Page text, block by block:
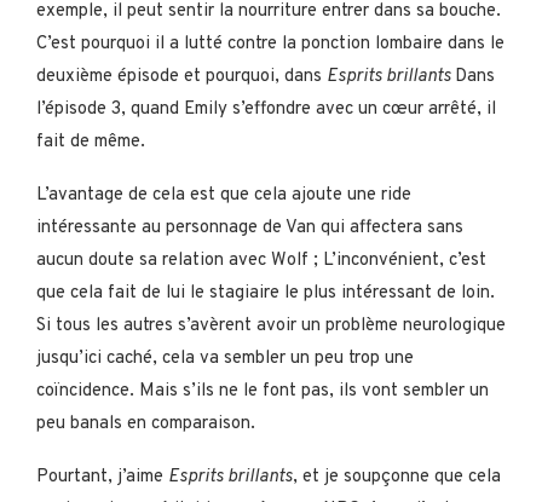
exemple, il peut sentir la nourriture entrer dans sa bouche.
C’est pourquoi il a lutté contre la ponction lombaire dans le
deuxième épisode et pourquoi, dans Esprits brillants Dans
l’épisode 3, quand Emily s’effondre avec un cœur arrêté, il
fait de même.
L’avantage de cela est que cela ajoute une ride
intéressante au personnage de Van qui affectera sans
aucun doute sa relation avec Wolf ; L’inconvénient, c’est
que cela fait de lui le stagiaire le plus intéressant de loin.
Si tous les autres s’avèrent avoir un problème neurologique
jusqu’ici caché, cela va sembler un peu trop une
coïncidence. Mais s’ils ne le font pas, ils vont sembler un
peu banals en comparaison.
Pourtant, j’aime Esprits brillants, et je soupçonne que cela